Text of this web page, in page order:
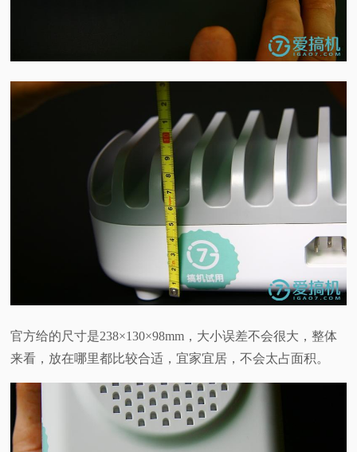
官方给的尺寸是238×130×98mm，大小误差不会很大，整体
来看，放在哪里都比较合适，宜家宜居，不会太占面积。